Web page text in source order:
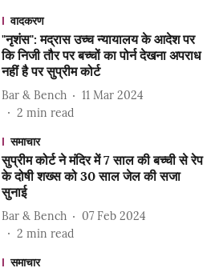
वादकरण
"नृशंस": मद्रास उच्च न्यायालय के आदेश पर
कि निजी तौर पर बच्चों का पोर्न देखना अपराध
नहीं है पर सुप्रीम कोर्ट
Bar & Bench
11 Mar 2024
2 min read
समाचार
सुप्रीम कोर्ट ने मंदिर में 7 साल की बच्ची से रेप
के दोषी शख्स को 30 साल जेल की सजा
सुनाई
Bar & Bench
07 Feb 2024
2 min read
समाचार